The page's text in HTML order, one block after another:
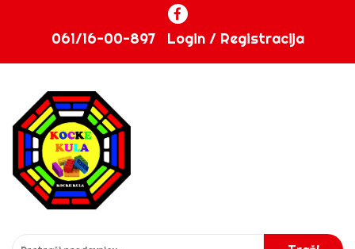
061/16-00-897 Login / Registracija